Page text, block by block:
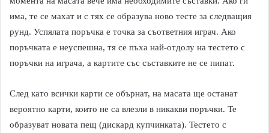
има, те се махат и с тях се образува ново тесте за следващия
рунд. Успялата поръчка е точка за съответния играч. Ако
поръчката е неуспешна, тя се пъха най-отдолу на тестето с
поръчки на играча, а картите със съставките не се пипат.
След като всички карти се обърнат, на масата ще останат
вероятно карти, които не са влезли в никакви поръчки. Те
образуват новата пещ (дискард купчинката). Тестето с